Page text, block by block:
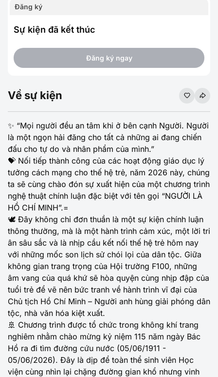
Đăng ký
Sự kiện đã kết thúc
Đăng ký ngay
Về sự kiện
✨ “Mọi người đều an tâm khi ở bên cạnh Người. Người
là một ngọn hải đăng cho tất cả những ai đang chiến
đấu cho tự do và nhân phẩm của mình.”
💝 Nối tiếp thành công của các hoạt động giáo dục lý
tưởng cách mạng cho thế hệ trẻ, năm 2026 này, chúng
ta sẽ cùng chào đón sự xuất hiện của một chương trình
nghệ thuật chính luận đặc biệt với tên gọi “NGƯỜI LÀ
HỒ CHÍ MINH”.=
🕊️ Đây không chỉ đơn thuần là một sự kiện chính luận
thông thường, mà là một hành trình cảm xúc, một lời tri
ân sâu sắc và là nhịp cầu kết nối thế hệ trẻ hôm nay
với những mốc son lịch sử chói lọi của dân tộc. Giữa
không gian trang trọng của Hội trường F100, những
âm vang của quá khứ sẽ hòa quyện cùng nhịp đập của
tuổi trẻ để vẽ nên bức tranh về hành trình vĩ đại của
Chủ tịch Hồ Chí Minh – Người anh hùng giải phóng dân
tộc, nhà văn hóa kiệt xuất.
🚢 Chương trình được tổ chức trong không khí trang
nghiêm nhằm chào mừng kỷ niệm 115 năm ngày Bác
Hồ ra đi tìm đường cứu nước (05/06/1911 -
05/06/2026). Đây là dịp để toàn thể sinh viên Học
viện cùng nhìn lại chặng đường gian khổ nhưng vinh